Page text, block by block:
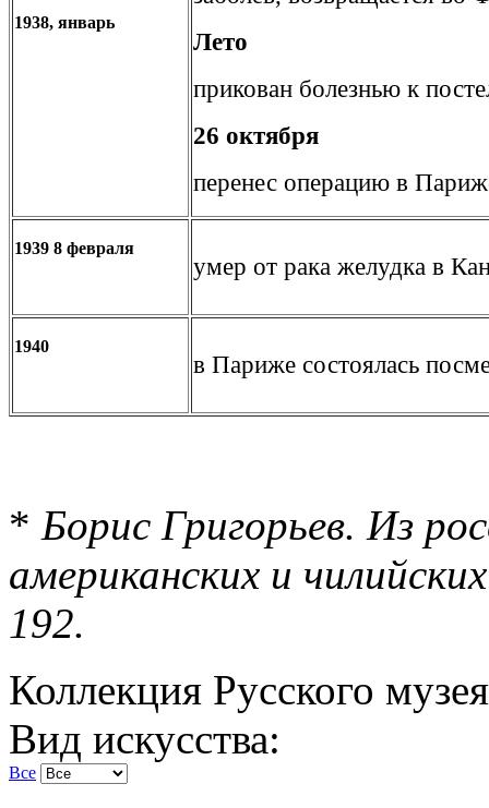
1938, январь
Лето
прикован болезнью к
26 октября
перенес операцию в
1939 8 февраля
умер от рака желудка в
1940
в Париже состоялась
* Борис Григорьев. Из
американских и
192.
Коллекция Русского музея
Вид искусства:
Все